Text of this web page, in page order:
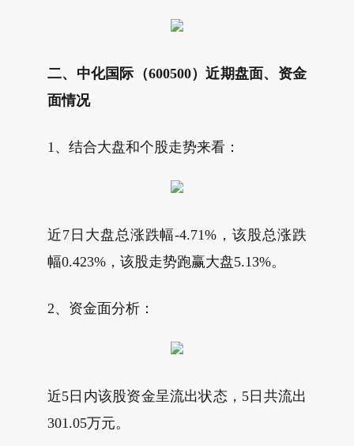
二、中化国际（600500）近期盘面、资金
面情况
1、结合大盘和个股走势来看：
近7日大盘总涨跌幅-4.71%，该股总涨跌
幅0.423%，该股走势跑赢大盘5.13%。
2、资金面分析：
近5日内该股资金呈流出状态，5日共流出
301.05万元。